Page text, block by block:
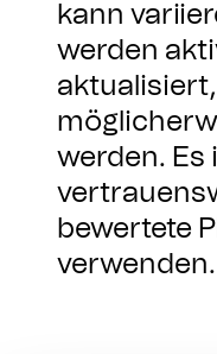
kann
werden
werden. Es
bewertete
verwenden.